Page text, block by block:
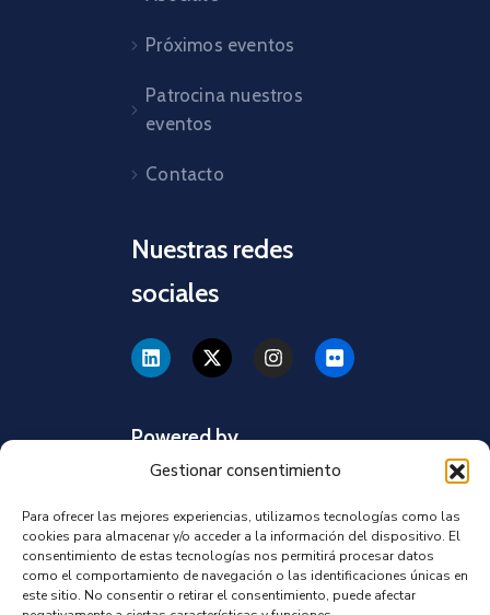
Gestionar consentimiento
Para ofrecer las mejores experiencias, utilizamos tecnologías como las
cookies para almacenar y/o acceder a la información del dispositivo. El
consentimiento de estas tecnologías nos permitirá procesar datos
como el comportamiento de navegación o las identificaciones únicas en
este sitio. No consentir o retirar el consentimiento, puede afectar
Próximos eventos
Patrocina nuestros
eventos
Contacto
Nuestras redes
sociales
Powered by